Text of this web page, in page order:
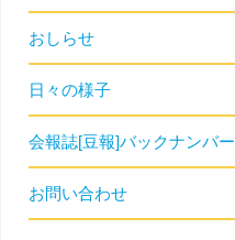
おしらせ
日々の様子
会報誌[豆報]バックナンバー
お問い合わせ